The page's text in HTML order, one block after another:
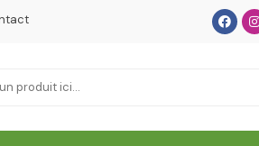
& Masque & Aprés Shampooing